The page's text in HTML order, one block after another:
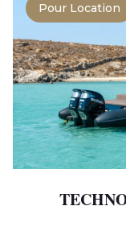
Pour Location